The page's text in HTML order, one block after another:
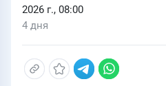
2026 г., 08:00
4 дня